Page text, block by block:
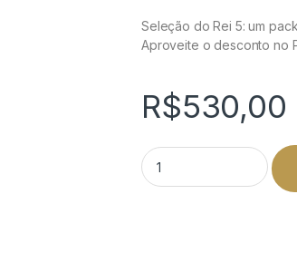
Seleção do Rei 5: um
Aproveite o desconto no
R$530,00
Seleção do Rei 5 -